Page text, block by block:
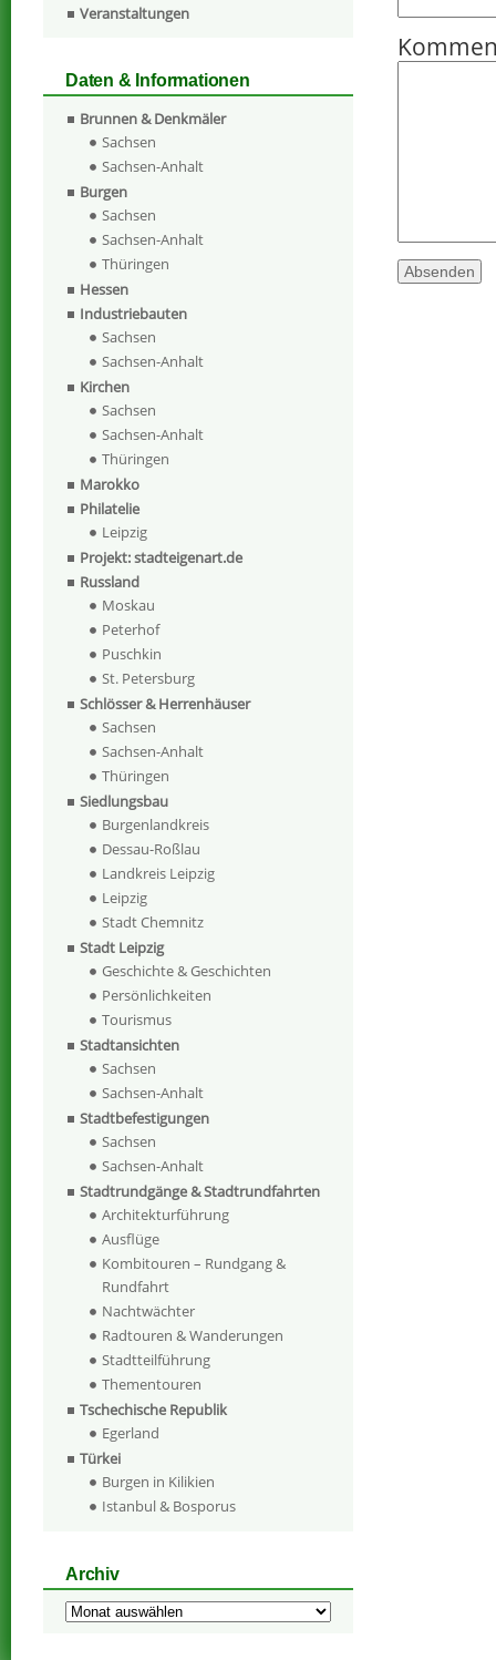
Veranstaltungen
Daten & Informationen
Brunnen & Denkmäler
Sachsen
Sachsen-Anhalt
Burgen
Sachsen
Sachsen-Anhalt
Thüringen
Hessen
Industriebauten
Sachsen
Sachsen-Anhalt
Kirchen
Sachsen
Sachsen-Anhalt
Thüringen
Marokko
Philatelie
Leipzig
Projekt: stadteigenart.de
Russland
Moskau
Peterhof
Puschkin
St. Petersburg
Schlösser & Herrenhäuser
Sachsen
Sachsen-Anhalt
Thüringen
Siedlungsbau
Burgenlandkreis
Dessau-Roßlau
Landkreis Leipzig
Leipzig
Stadt Chemnitz
Stadt Leipzig
Geschichte & Geschichten
Persönlichkeiten
Tourismus
Stadtansichten
Sachsen
Sachsen-Anhalt
Stadtbefestigungen
Sachsen
Sachsen-Anhalt
Stadtrundgänge & Stadtrundfahrten
Architekturführung
Ausflüge
Kombitouren – Rundgang &
Rundfahrt
Nachtwächter
Radtouren & Wanderungen
Stadtteilführung
Thementouren
Tschechische Republik
Egerland
Türkei
Burgen in Kilikien
Istanbul & Bosporus
Archiv
Archiv